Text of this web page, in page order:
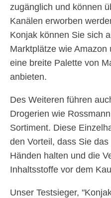
zugänglich und können
Kanälen erworben
Konjak können Sie sich
Marktplätze wie
eine breite Palette von
anbieten.
Des Weiteren führen
Drogerien wie
Sortiment. Diese
den Vorteil, dass Sie
Händen halten und die
Inhaltsstoffe vor dem
Unser Testsieger,